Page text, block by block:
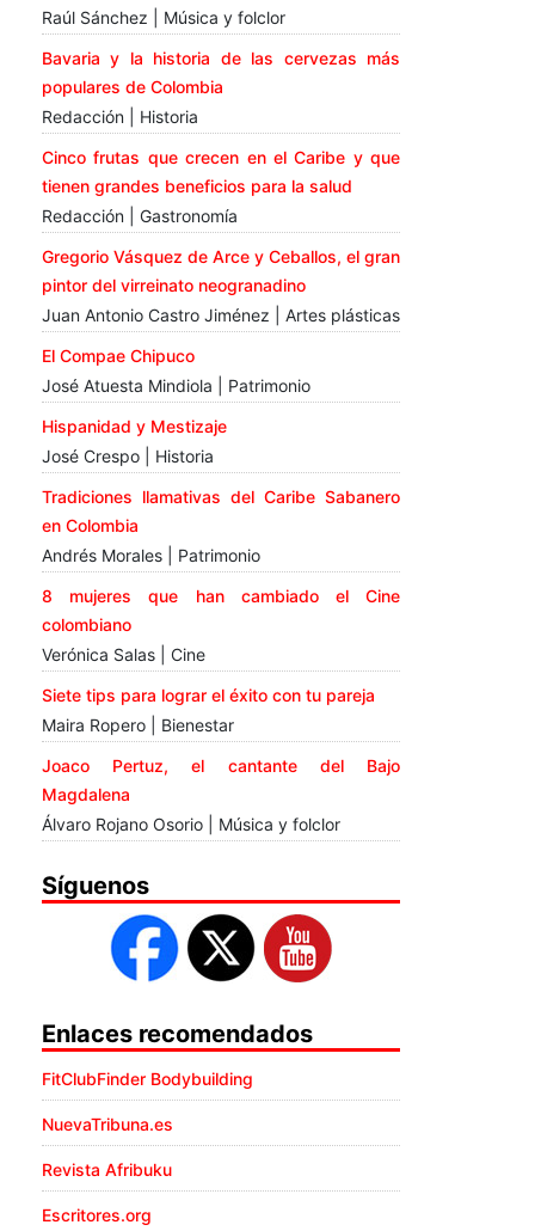
Raúl Sánchez | Música y folclor
Bavaria y la historia de las cervezas más
populares de Colombia
Redacción | Historia
Cinco frutas que crecen en el Caribe y que
tienen grandes beneficios para la salud
Redacción | Gastronomía
Gregorio Vásquez de Arce y Ceballos, el gran
pintor del virreinato neogranadino
Juan Antonio Castro Jiménez | Artes plásticas
El Compae Chipuco
José Atuesta Mindiola | Patrimonio
Hispanidad y Mestizaje
José Crespo | Historia
Tradiciones llamativas del Caribe Sabanero
en Colombia
Andrés Morales | Patrimonio
8 mujeres que han cambiado el Cine
colombiano
Verónica Salas | Cine
Siete tips para lograr el éxito con tu pareja
Maira Ropero | Bienestar
Joaco Pertuz, el cantante del Bajo
Magdalena
Álvaro Rojano Osorio | Música y folclor
Síguenos
Enlaces recomendados
FitClubFinder Bodybuilding
NuevaTribuna.es
Revista Afribuku
Escritores.org